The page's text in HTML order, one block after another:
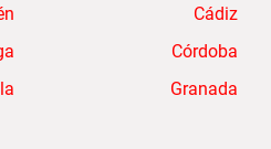
Cádiz
Córdoba
Granada